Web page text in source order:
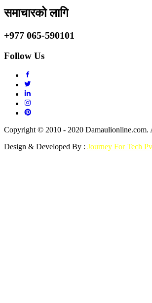
समाचारको लागि
+977 065-590101
Follow Us
Copyright © 2010 - 2020 Damaulionline.com.
Design & Developed By : Journey For Tech